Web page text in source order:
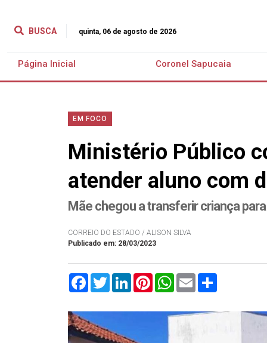
BUSCA quinta, 06 de agosto de 2026
Página Inicial Coronel Sapucaia
EM FOCO
Ministério Público
atender aluno com
Mãe chegou a transferir criança
CORREIO DO ESTADO / ALISON SILVA
Publicado em: 28/03/2023
FacebookTwitterLinkedInPinterestWhatsApp
Email